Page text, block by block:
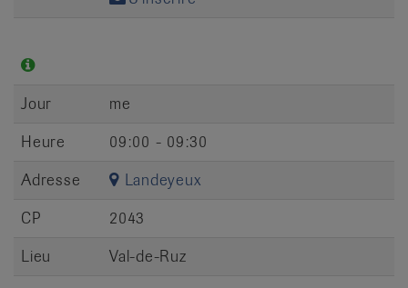
Jour
me
Heure
09:00 - 09:30
Adresse
Landeyeux
CP
2043
Lieu
Val-de-Ruz